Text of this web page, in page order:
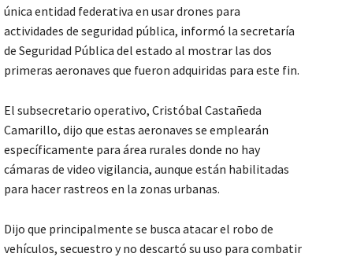
única entidad federativa en usar drones para
actividades de seguridad pública, informó la secretaría
de Seguridad Pública del estado al mostrar las dos
primeras aeronaves que fueron adquiridas para este fin.
El subsecretario operativo, Cristóbal Castañeda
Camarillo, dijo que estas aeronaves se emplearán
específicamente para área rurales donde no hay
cámaras de video vigilancia, aunque están habilitadas
para hacer rastreos en la zonas urbanas.
Dijo que principalmente se busca atacar el robo de
vehículos, secuestro y no descartó su uso para combatir